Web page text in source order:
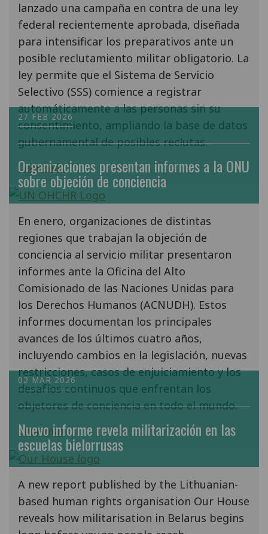
lanzado una campaña en contra de una ley
federal recientemente aprobada, diseñada
para intensificar los preparativos ante un
posible reclutamiento militar obligatorio. La
ley permite que el Sistema de Servicio
Selectivo (SSS) comience a registrar
automáticamente a las personas sin su
consentimiento, ampliando la base de datos
gubernamental de posibles reclutas.
Leer más
27 FEB 2026
Organizaciones presentan informes a la ONU
sobre objeción de conciencia
En enero, organizaciones de distintas
regiones que trabajan la objeción de
conciencia al servicio militar presentaron
informes ante la Oficina del Alto
Comisionado de las Naciones Unidas para
los Derechos Humanos (ACNUDH). Estos
informes documentan los principales
avances de los últimos cuatro años,
incluyendo cambios en la legislación, nuevas
restricciones, casos de enjuiciamiento y los
desafíos continuos que enfrentan los
objetores de conciencia en todo el mundo.
Leer más
02 MAR 2026
Nuevo informe revela militarización en las
escuelas bielorrusas
A new report published by the Lithuanian-
based human rights organisation Our House
reveals how militarisation in Belarus begins